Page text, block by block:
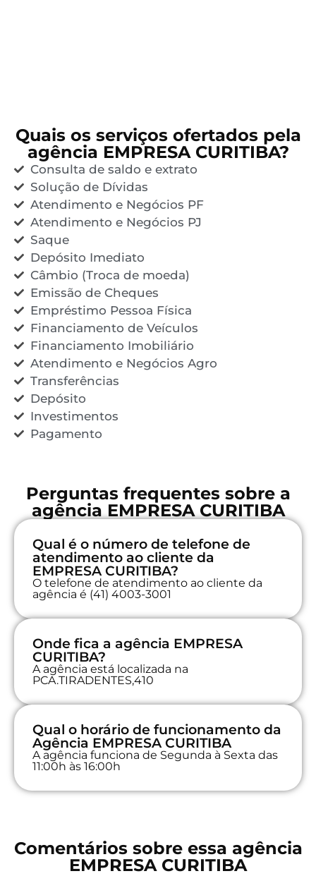
Quais os serviços ofertados pela
agência EMPRESA CURITIBA?
Consulta de saldo e extrato
Solução de Dívidas
Atendimento e Negócios PF
Atendimento e Negócios PJ
Saque
Depósito Imediato
Câmbio (Troca de moeda)
Emissão de Cheques
Empréstimo Pessoa Física
Financiamento de Veículos
Financiamento Imobiliário
Atendimento e Negócios Agro
Transferências
Depósito
Investimentos
Pagamento
Perguntas frequentes sobre a
agência EMPRESA CURITIBA
Qual é o número de telefone de
atendimento ao cliente da
EMPRESA CURITIBA?
O telefone de atendimento ao cliente da
agência é (41) 4003-3001
Onde fica a agência EMPRESA
CURITIBA?
A agência está localizada na
PCA.TIRADENTES,410
Qual o horário de funcionamento da
Agência EMPRESA CURITIBA
A agência funciona de Segunda à Sexta das
11:00h às 16:00h
Comentários sobre essa agência
EMPRESA CURITIBA